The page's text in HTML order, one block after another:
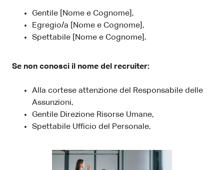
Gentile [Nome e Cognome],
Egregio/a [Nome e Cognome],
Spettabile [Nome e Cognome],
Se non conosci il nome del recruiter:
Alla cortese attenzione del Responsabile delle
Assunzioni,
Gentile Direzione Risorse Umane,
Spettabile Ufficio del Personale,